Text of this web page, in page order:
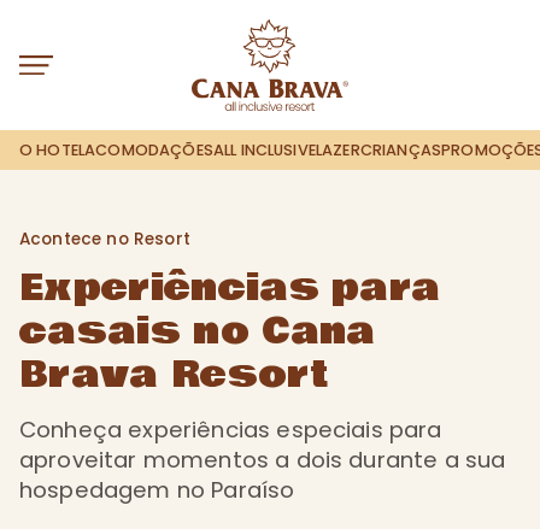
O HOTELACOMODAÇÕESALL INCLUSIVELAZERCRIANÇAS
Acontece no Resort
Acontece no Resort
Experiências para
casais no Cana
Brava Resort
Conheça experiências especiais para
aproveitar momentos a dois durante a sua
hospedagem no Paraíso